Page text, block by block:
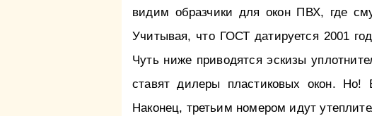
видим образчики для окон ПВХ, где
Учитывая, что ГОСТ датируется 2001
Чуть ниже приводятся эскизы
ставят дилеры пластиковых окон.
Наконец, третьим номером идут